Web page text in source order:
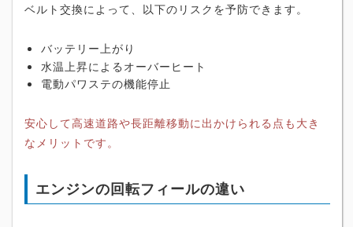
ベルト交換によって、以下のリスクを予防できます。
バッテリー上がり
水温上昇によるオーバーヒート
電動パワステの機能停止
安心して高速道路や長距離移動に出かけられる点も大き
なメリットです。
エンジンの回転フィールの違い